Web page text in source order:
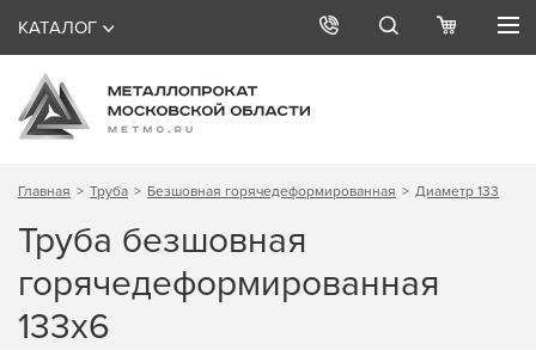
КАТАЛОГ
Главная Труба Безшовная горячедеформированная Диаметр 133
Труба безшовная
горячедеформированная
133х6